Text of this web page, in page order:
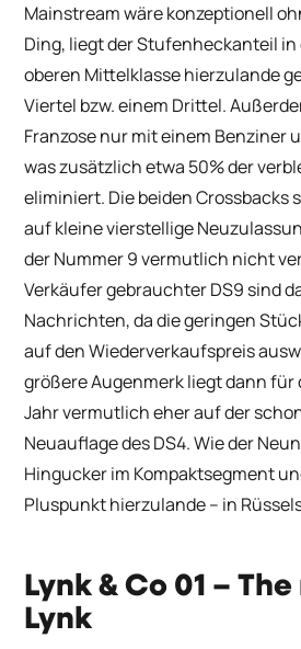
Mainstream wäre konzeptionell
Ding, liegt der Stufenheckanteil
oberen Mittelklasse hierzulande
Viertel bzw. einem Drittel.
Franzose nur mit einem Benziner
was zusätzlich etwa 50% der
eliminiert. Die beiden Crossbacks
auf kleine vierstellige
der Nummer 9 vermutlich nicht
Verkäufer gebrauchter DS9 sind
Nachrichten, da die geringen
auf den Wiederverkaufspreis
größere Augenmerk liegt dann für
Jahr vermutlich eher auf der
Neuauflage des DS4. Wie der
Hingucker im Kompaktsegment
Pluspunkt hierzulande – in
Lynk & Co 01 –
Lynk